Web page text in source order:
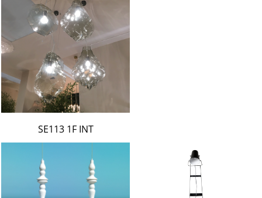
SE113 1F INT